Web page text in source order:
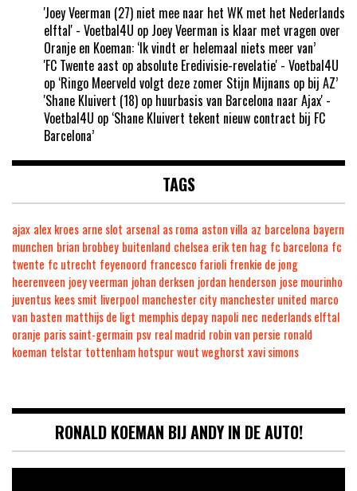
'Joey Veerman (27) niet mee naar het WK met het Nederlands
elftal' - Voetbal4U op Joey Veerman is klaar met vragen over
Oranje en Koeman: ‘Ik vindt er helemaal niets meer van’
'FC Twente aast op absolute Eredivisie-revelatie' - Voetbal4U
op ‘Ringo Meerveld volgt deze zomer Stijn Mijnans op bij AZ’
'Shane Kluivert (18) op huurbasis van Barcelona naar Ajax' -
Voetbal4U op ‘Shane Kluivert tekent nieuw contract bij FC
Barcelona’
TAGS
ajax alex kroes arne slot arsenal as roma aston villa az barcelona bayern
munchen brian brobbey buitenland chelsea erik ten hag fc barcelona fc
twente fc utrecht feyenoord francesco farioli frenkie de jong
heerenveen joey veerman johan derksen jordan henderson jose mourinho
juventus kees smit liverpool manchester city manchester united marco
van basten matthijs de ligt memphis depay napoli nec nederlands elftal
oranje paris saint-germain psv real madrid robin van persie ronald
koeman telstar tottenham hotspurwout weghorst xavi simons
RONALD KOEMAN BIJ ANDY IN DE AUTO!